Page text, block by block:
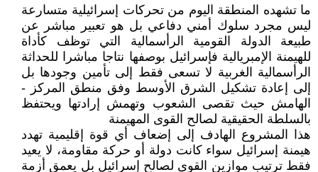
ما تشهده المنطقة اليوم من تحركات إسرائيلية متسارعة
ليس مجرد سلوك أمني دفاعي بل هو تعبير مباشر عن
طبيعة الدولة القومية الرأسمالية التي توظف كأداة
للهيمنة الإمبريالية فإسرائيل بوصفها نتاجا مباشرا للحداثة
الرأسمالية الغربية لا تسعى فقط إلى تأمين وجودها بل
إلى إعادة تشكيل الشرق الأوسط وفق منطق المركز -
الهامش حيث تقصى الشعوب وتهمش إرادتها ويحتفظ
بالسلطة الحقيقية لصالح القوى المهيمنة
هذا المشروع الهادف إلى إضعاف أي قوة إقليمية تهدد
هيمنة إسرائيل سواء كانت دولة أو حركة مقاومة، لا يعيد
فقط ترتيب موازين القوى لصالح إسرائيل بل يعمق أزمة